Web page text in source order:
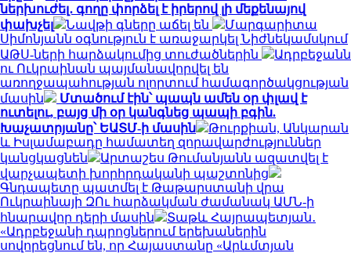
ներխուժել․ գողը փորձել է իրերով լի մեքենայով
փախչել
Նավթի գները աճել են
Մարգարիտա
Սիմոնյանն օգնություն է առաջարկել Նիժնեկամսկում
ԱԹՍ-ների հարձակումից տուժածներին
Ադրբեջանն
ու Ուկրաինան պայմանավորվել են
առողջապահության ոլորտում համագործակցության
մասին
Մտածում էին՝ պապն ամեն օր փլավ է
ուտելու, բայց մի օր կանգնեց պապի բգին.
Խաչատրյանը՝ ԵԱՏՄ-ի մասին
Թուրքիան, Անկարան
և Իսլամաբադը համատեղ զորավարժություններ
կանցկացնեն
Արտաշես Թումանյանն ազատվել է
վարչապետի խորհրդականի պաշտոնից
Գնդապետը պատմել է Թաթարստանի վրա
Ուկրաինայի ԶՈւ հարձակման ժամանակ ԱՄՆ-ի
հնարավոր դերի մասին
Տաթև Հայրապետյան․
«Ադրբեջանի դպրոցներում երեխաներին
սովորեցնում են, որ Հայաստանը «Արևմտյան